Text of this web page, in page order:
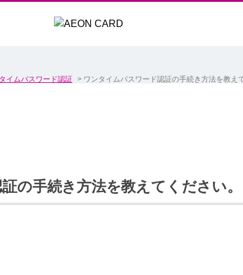
イムパスワード認証 > ワンタイムパスワード認証の手続き方法を教え
の手続き方法を教えてください。